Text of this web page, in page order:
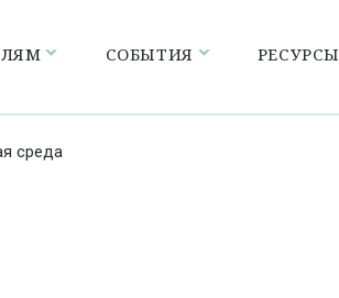
СОБЫТИЯ РЕСУРСЫ
среда